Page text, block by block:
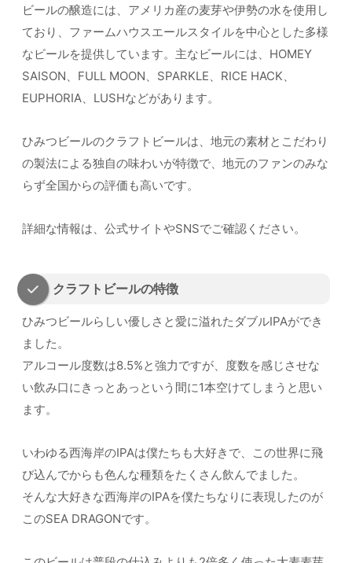
ビールの醸造には、アメリカ産の麦芽や伊勢の水を使用し
ており、ファームハウスエールスタイルを中心とした多様
なビールを提供しています。主なビールには、HOMEY
SAISON、FULL MOON、SPARKLE、RICE HACK、
EUPHORIA、LUSHなどがあります。
ひみつビールのクラフトビールは、地元の素材とこだわり
の製法による独自の味わいが特徴で、地元のファンのみな
らず全国からの評価も高いです。
詳細な情報は、公式サイトやSNSでご確認ください。
クラフトビールの特徴
ひみつビールらしい優しさと愛に溢れたダブルIPAができ
ました。
アルコール度数は8.5%と強力ですが、度数を感じさせな
い飲み口にきっとあっという間に1本空けてしまうと思い
ます。
いわゆる西海岸のIPAは僕たちも大好きで、この世界に飛
び込んでからも色んな種類をたくさん飲んでました。
そんな大好きな西海岸のIPAを僕たちなりに表現したのが
このSEA DRAGONです。